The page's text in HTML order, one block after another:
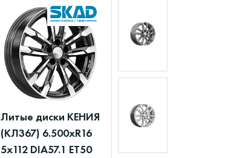
Литые диски КЕНИЯ
(КЛ367) 6.500xR16
5x112 DIA57.1 ET50